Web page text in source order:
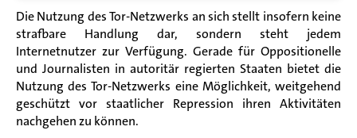
Die Nutzung des Tor-Netzwerks an sich stellt insofern keine
strafbare Handlung dar, sondern steht jedem
Internetnutzer zur Verfügung. Gerade für Oppositionelle
und Journalisten in autoritär regierten Staaten bietet die
Nutzung des Tor-Netzwerks eine Möglichkeit, weitgehend
geschützt vor staatlicher Repression ihren Aktivitäten
nachgehen zu können.